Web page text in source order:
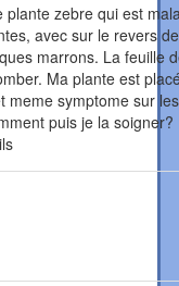
plante zebre qui est
avec sur le revers
marrons. La feuille
Ma plante est
meme symptome sur les
puis je la soigner?